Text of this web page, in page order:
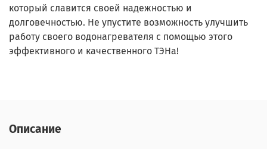
который славится своей надежностью и
долговечностью. Не упустите возможность улучшить
работу своего водонагревателя с помощью этого
эффективного и качественного ТЭНа!
Описание